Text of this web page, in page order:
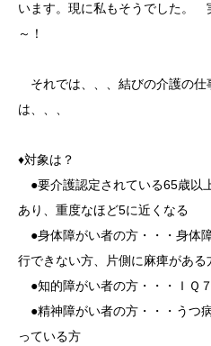
います。現に私もそうでした。
～！
それでは、、、結びの介護の
は、、、
♦対象は？
●要介護認定されている65歳以
あり、重度なほど5に近くなる
●身体障がい者の方・・・身体
行できない方、片側に麻痺がある
●知的障がい者の方・・・ＩＱ
●精神障がい者の方・・・うつ
っている方